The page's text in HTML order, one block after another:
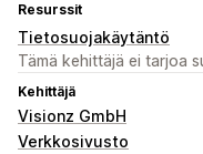
Resurssit
Tietosuojakäytäntö
Tämä kehittäjä ei tarjoa
Kehittäjä
Visionz GmbH
Verkkosivusto